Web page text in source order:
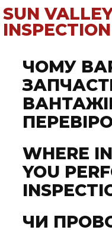
SUN
ЧОМУ
WHERE
YOU
ЧИ